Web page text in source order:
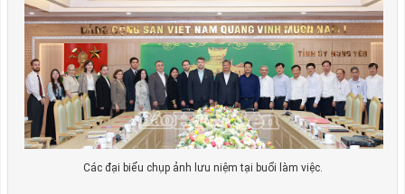
Các đại biểu chụp ảnh lưu niệm tại buổi làm việc.